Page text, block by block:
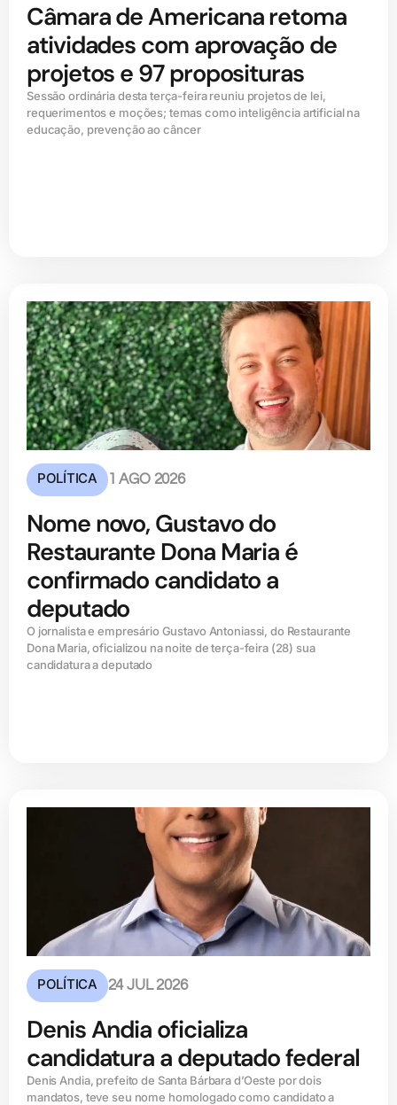
Câmara de Americana retoma
atividades com aprovação de
projetos e 97 proposituras
Sessão ordinária desta terça-feira reuniu projetos de lei,
requerimentos e moções; temas como inteligência artificial na
educação, prevenção ao câncer
POLÍTICA 1 AGO 2026
Nome novo, Gustavo do
Restaurante Dona Maria é
confirmado candidato a
deputado
O jornalista e empresário Gustavo Antoniassi, do Restaurante
Dona Maria, oficializou na noite de terça-feira (28) sua
candidatura a deputado
POLÍTICA 24 JUL 2026
Denis Andia oficializa
candidatura a deputado federal
Denis Andia, prefeito de Santa Bárbara d’Oeste por dois
mandatos, teve seu nome homologado como candidato a